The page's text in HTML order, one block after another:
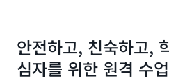
안전하고, 친숙하고,
심자를 위한 원격 수